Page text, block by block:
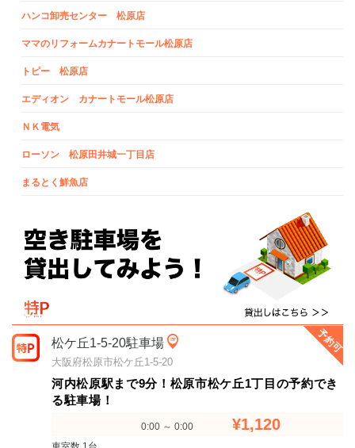
ハンコ卸売センター 松原店
ママのリフォームカナートモール松原店
トピー 松原店
エディオン カナートモール松原店
ＮＫ電気
ローソン 松原田井城一丁目店
まるとく鮮魚店
予約可
松ケ丘1-5-20駐車場
大阪府松原市松ケ丘1-5-20
河内松原駅まで9分！松原市松ケ丘1丁目の予約でき
る駐車場！
0:00 ～ 0:00 ¥1,120